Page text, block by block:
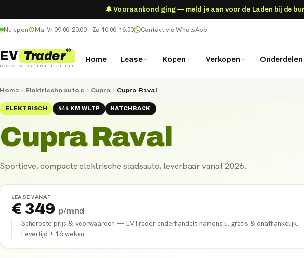
🔔 Vooraankondiging — meld je aan voor de Laden bij de
Nu open Ma–Vr 09:00–20:00 · Za 10:00–16:00 Contact via WhatsApp
EV Trader®
DRIVEN BY THE FUTURE
Home Lease Kopen Verkopen Onderdelen
Home Elektrische auto's Cupra Cupra Raval
ELEKTRISCH 444 KM WLTP HATCHBACK
Cupra Raval
Sportieve, compacte elektrische stadsauto, leverbaar vanaf 2026.
LEASE VANAF
€ 349 p/mnd
Scherpste prijs & voorwaarden — EVTrader onderhandelt namens u, gratis & onafhankelijk.
Levertijd ± 16 weken